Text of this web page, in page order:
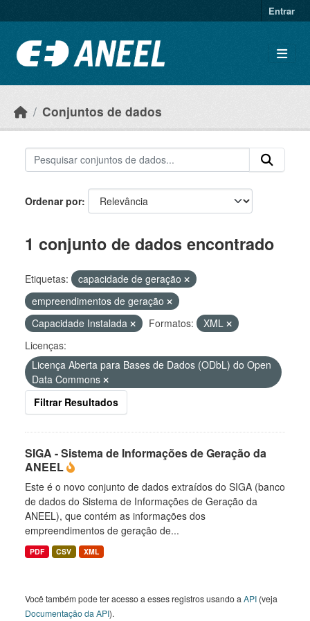
Entrar
Conjuntos de dados
Ordenar por
1 conjunto de dados encontrado
Etiquetas:
capacidade de geração
empreendimentos de geração
Capacidade Instalada
Formatos:
XML
Licenças:
Licença Aberta para Bases de Dados (ODbL) do Open
Data Commons
Filtrar Resultados
SIGA - Sistema de Informações de Geração da
ANEEL
Este é o novo conjunto de dados extraídos do SIGA (banco
de dados do Sistema de Informações de Geração da
ANEEL), que contém as informações dos
empreendimentos de geração de...
PDF CSV XML
Você também pode ter acesso a esses registros usando a API (veja
Documentação da API).